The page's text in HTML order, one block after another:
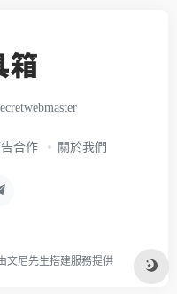
合作 關於我們
文尼先生搭建服務提供